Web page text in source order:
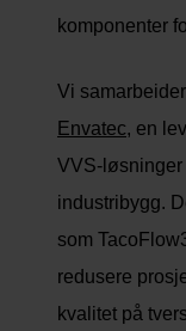
komponenter
Vi
Envatec, en
VVS-
industribygg.
som
redusere
kvalitet på